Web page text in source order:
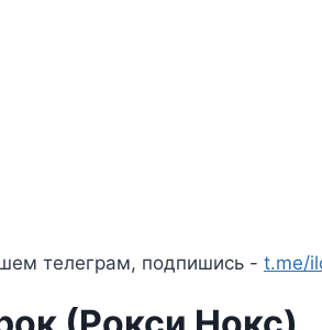
телеграм, подпишись - t.me/